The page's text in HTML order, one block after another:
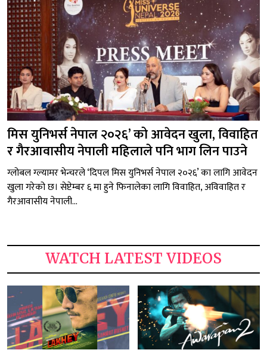
मिस युनिभर्स नेपाल २०२६’ को आवेदन खुला, विवाहित
र गैरआवासीय नेपाली महिलाले पनि भाग लिन पाउने
ग्लोबल ग्ल्यामर भेन्चरले ‘दिपल मिस युनिभर्स नेपाल २०२६’ का लागि आवेदन
खुला गरेको छ। सेप्टेम्बर ६ मा हुने फिनालेका लागि विवाहित, अविवाहित र
गैरआवासीय नेपाली...
WATCH LATEST VIDEOS